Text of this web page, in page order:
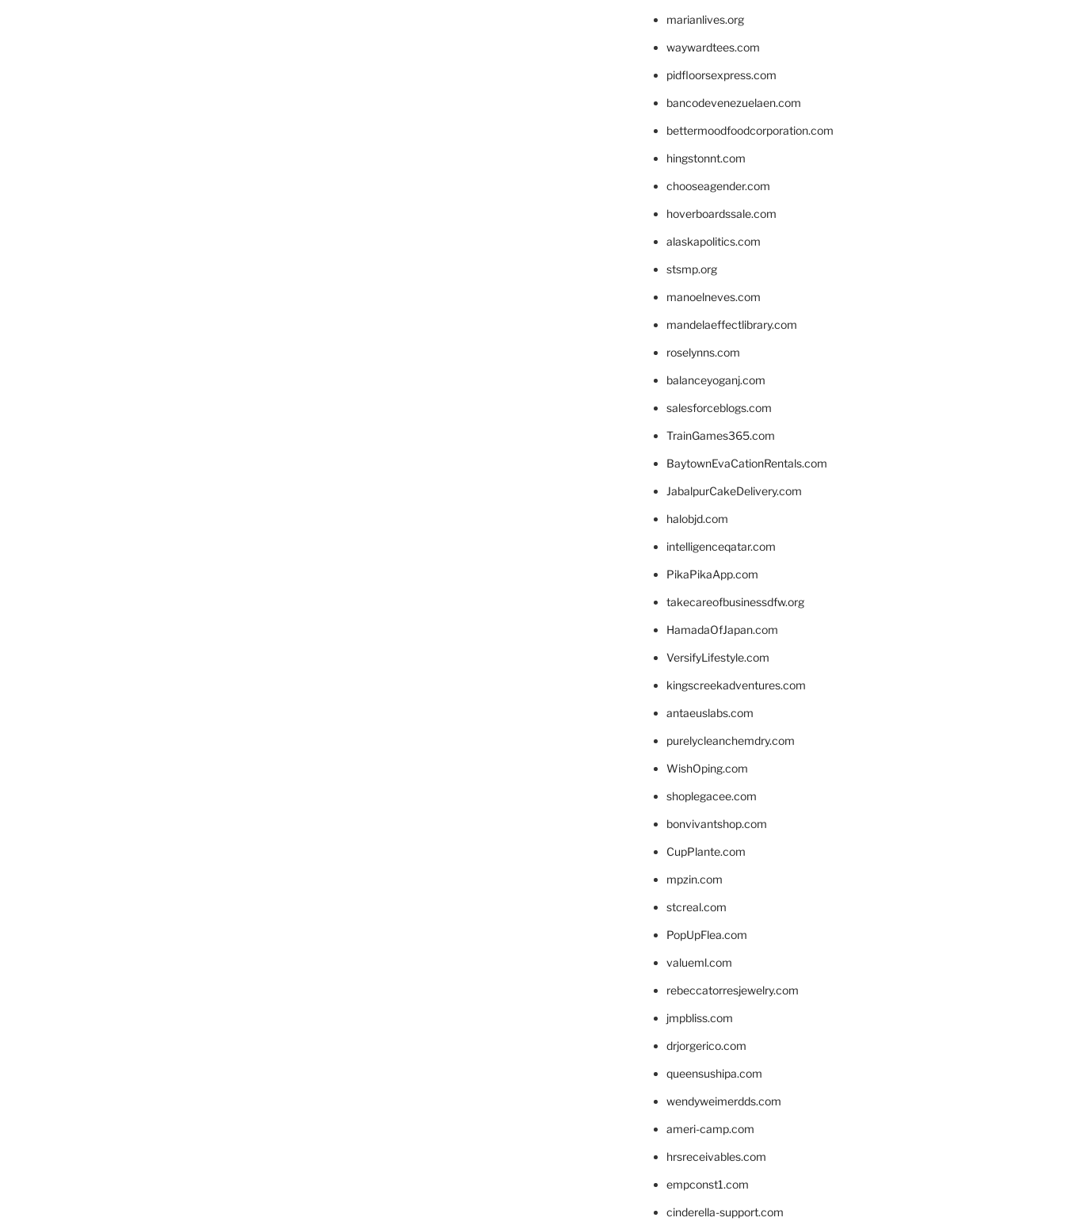
marianlives.org
waywardtees.com
pidfloorsexpress.com
bancodevenezuelaen.com
bettermoodfoodcorporation.com
hingstonnt.com
chooseagender.com
hoverboardssale.com
alaskapolitics.com
stsmp.org
manoelneves.com
mandelaeffectlibrary.com
roselynns.com
balanceyoganj.com
salesforceblogs.com
TrainGames365.com
BaytownEvaCationRentals.com
JabalpurCakeDelivery.com
halobjd.com
intelligenceqatar.com
PikaPikaApp.com
takecareofbusinessdfw.org
HamadaOfJapan.com
VersifyLifestyle.com
kingscreekadventures.com
antaeuslabs.com
purelycleanchemdry.com
WishOping.com
shoplegacee.com
bonvivantshop.com
CupPlante.com
mpzin.com
stcreal.com
PopUpFlea.com
valueml.com
rebeccatorresjewelry.com
jmpbliss.com
drjorgerico.com
queensushipa.com
wendyweimerdds.com
ameri-camp.com
hrsreceivables.com
empconst1.com
cinderella-support.com